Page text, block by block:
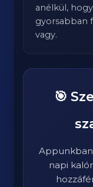
anélkül,
gyorsabban
vagy.
🎯
napi